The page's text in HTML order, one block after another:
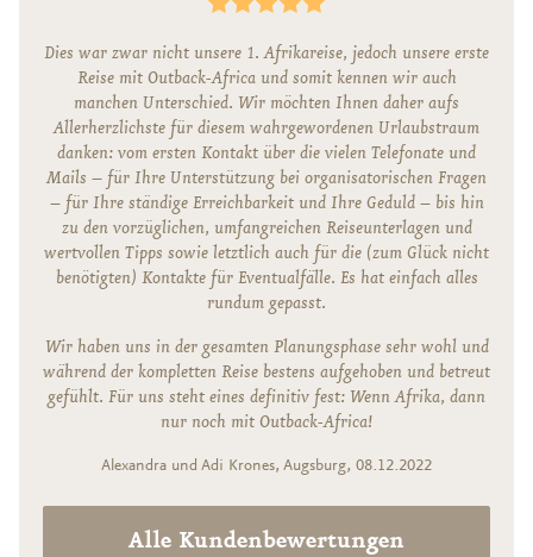
Dies war zwar nicht unsere 1. Afrikareise, jedoch unsere erste
Reise mit Outback-Africa und somit kennen wir auch
manchen Unterschied. Wir möchten Ihnen daher aufs
Allerherzlichste für diesem wahrgewordenen Urlaubstraum
danken: vom ersten Kontakt über die vielen Telefonate und
Mails – für Ihre Unterstützung bei organisatorischen Fragen
– für Ihre ständige Erreichbarkeit und Ihre Geduld – bis hin
zu den vorzüglichen, umfangreichen Reiseunterlagen und
wertvollen Tipps sowie letztlich auch für die (zum Glück nicht
benötigten) Kontakte für Eventualfälle. Es hat einfach alles
rundum gepasst.
Wir haben uns in der gesamten Planungsphase sehr wohl und
während der kompletten Reise bestens aufgehoben und betreut
gefühlt. Für uns steht eines definitiv fest: Wenn Afrika, dann
nur noch mit Outback-Africa!
Alexandra und Adi Krones, Augsburg, 08.12.2022
Alle Kundenbewertungen